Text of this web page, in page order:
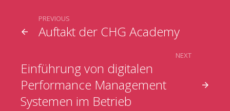
Auftakt der CHG Academy
PREVIOUS
Einführung von digitalen
Performance Management
Systemen im Betrieb
NEXT